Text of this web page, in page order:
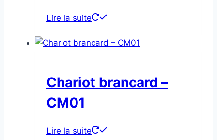
Lire la suite
Chariot brancard –
CM01
Lire la suite